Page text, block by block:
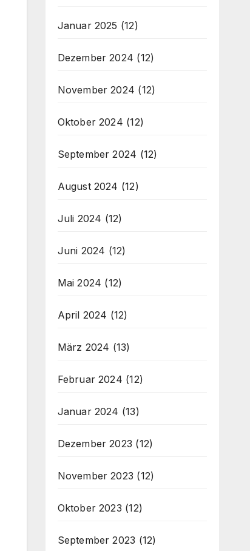
Januar 2025 (12)
Dezember 2024 (12)
November 2024 (12)
Oktober 2024 (12)
September 2024 (12)
August 2024 (12)
Juli 2024 (12)
Juni 2024 (12)
Mai 2024 (12)
April 2024 (12)
März 2024 (13)
Februar 2024 (12)
Januar 2024 (13)
Dezember 2023 (12)
November 2023 (12)
Oktober 2023 (12)
September 2023 (12)